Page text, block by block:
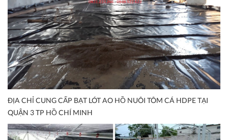
ĐỊA CHỈ CUNG CẤP BẠT LÓT AO HỒ NUÔI TÔM CÁ HDPE TẠI
QUẬN 3 TP HỒ CHÍ MINH